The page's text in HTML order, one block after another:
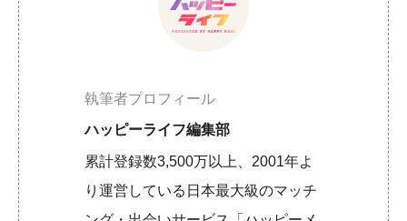
執筆者プロフィール
ハッピーライフ編集部
累計登録数3,500万以上、2001年よ
り運営している日本最大級のマッチ